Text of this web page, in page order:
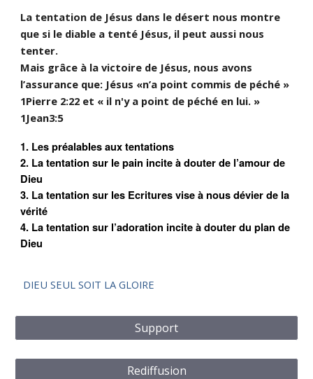
La tentation de Jésus dans le désert nous montre
que si le diable a tenté Jésus, il peut aussi nous
tenter.
Mais grâce à la victoire de Jésus, nous avons
l’assurance que: Jésus «n’a point commis de péché »
1Pierre 2:22 et « il n'y a point de péché en lui. »
1Jean3:5
1. Les préalables aux tentations
2. La tentation sur le pain incite à douter de l’amour de
Dieu
3. La tentation sur les Ecritures vise à nous dévier de la
vérité
4. La tentation sur l’adoration incite à douter du plan de
Dieu
DIEU SEUL SOIT LA GLOIRE
Support
Rediffusion